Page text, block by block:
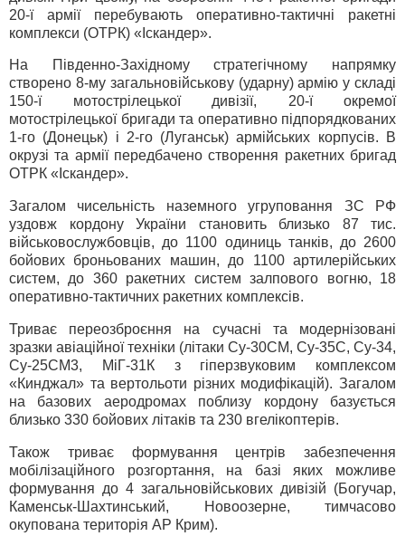
20-ї армії перебувають оперативно-тактичні ракетні
комплекси (ОТРК) «Іскандер».
На Південно-Західному стратегічному напрямку
створено 8-му загальновійськову (ударну) армію у складі
150-ї мотострілецької дивізії, 20-ї окремої
мотострілецької бригади та оперативно підпорядкованих
1-го (Донецьк) і 2-го (Луганськ) армійських корпусів. В
окрузі та армії передбачено створення ракетних бригад
ОТРК «Іскандер».
Загалом чисельність наземного угруповання ЗС РФ
уздовж кордону України становить близько 87 тис.
військовослужбовців, до 1100 одиниць танків, до 2600
бойових броньованих машин, до 1100 артилерійських
систем, до 360 ракетних систем залпового вогню, 18
оперативно-тактичних ракетних комплексів.
Триває переозброєння на сучасні та модернізовані
зразки авіаційної техніки (літаки Су-30СМ, Су-35С, Су-34,
Су-25СМ3, МіГ-31К з гіперзвуковим комплексом
«Кинджал» та вертольоти різних модифікацій). Загалом
на базових аеродромах поблизу кордону базується
близько 330 бойових літаків та 230 вгелікоптерів.
Також триває формування центрів забезпечення
мобілізаційного розгортання, на базі яких можливе
формування до 4 загальновійськових дивізій (Богучар,
Каменськ-Шахтинський, Новоозерне, тимчасово
окупована територія АР Крим).